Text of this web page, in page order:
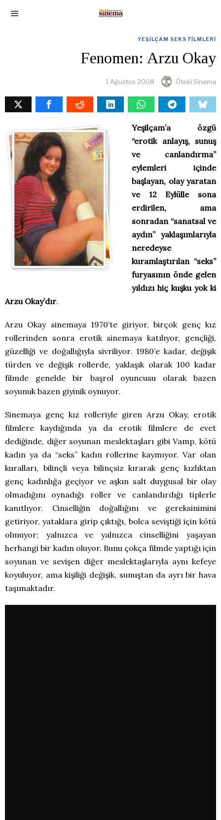
YEŞILÇAM SEKS FILMLERI
Fenomen: Arzu Okay
1 Ağustos 2008 Öteki Sinema
Yeşilçam’a özgü
“erotik anlayış, sunuş
ve canlandırma”
eylemleri içinde
başlayan, olay yaratan
ve 12 Eylülle sona
erdirilen, ama
sonradan “sanatsal ve
aydın” yaklaşımlarıyla
neredeyse
kuramlaştırılan “seks”
furyasının önde gelen
yıldızı hiç kuşku yok ki
Arzu Okay’dır.
Arzu Okay sinemaya 1970’te giriyor, birçok genç kız
rollerinden sonra erotik sinemaya katılıyor, gençliği,
güzelliği ve doğallığıyla sivriliyor. 1980’e kadar, değişik
türden ve değişik rollerde, yaklaşık olarak 100 kadar
filmde genelde bir başrol oyuncusu olarak bazen
soyunuk bazen giyinik oynuyor.
Sinemaya genç kız rolleriyle giren Arzu Okay, erotik
filmlere kaydığında ya da erotik filmlere de evet
dediğinde, diğer soyunan meslektaşları gibi Vamp, kötü
kadın ya da “seks” kadın rollerine kaymıyor. Var olan
kuralları, bilinçli veya bilinçsiz kırarak genç kızlıktan
genç kadınlığa geçiyor ve aşkın salt duygusal bir olay
olmadığını oynadığı roller ve canlandırdığı tiplerle
kanıtlıyor. Cinselliğin doğallığını ve gereksinimini
getiriyor, yataklara girip çıktığı, bolca seviştiği için kötü
olmuyor; yalnızca ve yalnızca cinselliğini yaşayan
herhangi bir kadın oluyor. Bunu çokça filmde yaptığı için
soyunan ve sevişen diğer meslektaşlarıyla aynı kefeye
koyuluyor, ama kişiliği değişik, sunuştan da ayrı bir hava
taşımaktadır.